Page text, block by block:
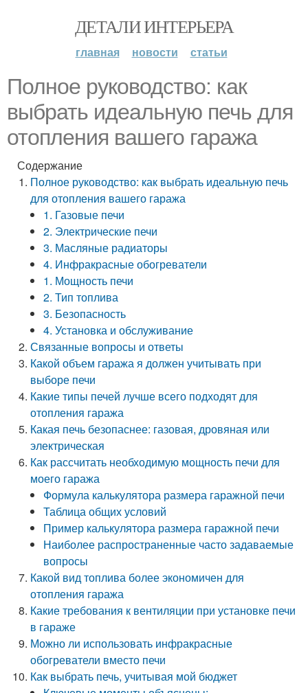
ДЕТАЛИ ИНТЕРЬЕРА
главная новости статьи
Полное руководство: как
выбрать идеальную печь для
отопления вашего гаража
Содержание
Полное руководство: как выбрать идеальную печь
для отопления вашего гаража
1. Газовые печи
2. Электрические печи
3. Масляные радиаторы
4. Инфракрасные обогреватели
1. Мощность печи
2. Тип топлива
3. Безопасность
4. Установка и обслуживание
Связанные вопросы и ответы
Какой объем гаража я должен учитывать при
выборе печи
Какие типы печей лучше всего подходят для
отопления гаража
Какая печь безопаснее: газовая, дровяная или
электрическая
Как рассчитать необходимую мощность печи для
моего гаража
Формула калькулятора размера гаражной печи
Таблица общих условий
Пример калькулятора размера гаражной печи
Наиболее распространенные часто задаваемые
вопросы
Какой вид топлива более экономичен для
отопления гаража
Какие требования к вентиляции при установке печи
в гараже
Можно ли использовать инфракрасные
обогреватели вместо печи
Как выбрать печь, учитывая мой бюджет